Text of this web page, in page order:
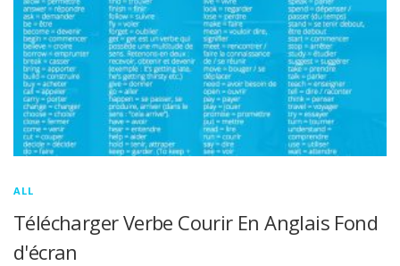
ALL
Télécharger Verbe Courir En Anglais Fond
d'écran